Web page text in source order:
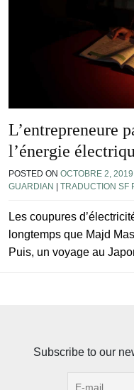
L’entrepreneure
l’énergie
POSTED ON OCTOBRE 2, 2019
GUARDIAN
TRADUCTION SF
Les coupures
longtemps que Majd
Puis, un voyage au
Subscribe to our